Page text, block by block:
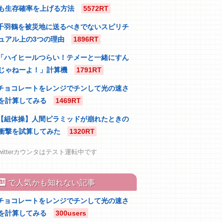
生存確率を上げる方法 5572RT
羽鶴を被災地に送るべきでないスピリチ
アル上の3つの理由
1896RT
ハイヒールつらい！テメーと一緒にすん
ゃねーよ！」計算機
1791RT
ョコレートをレンジでチンして光の速さ
計算してみる
1469RT
組体操】人間ピラミッドが崩れたときの
撃を試算してみた
1320RT
カウンタはテスト運転中です
で人気かも知れない記事
ョコレートをレンジでチンして光の速さ
計算してみる
300users